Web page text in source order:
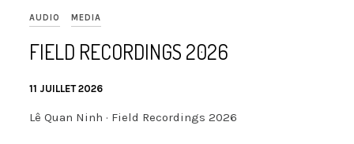
AUDIO MEDIA
FIELD RECORDINGS 2026
11 JUILLET 2026
Lê Quan Ninh · Field Recordings 2026